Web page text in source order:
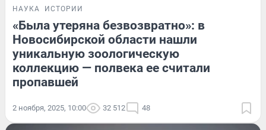
НАУКА ИСТОРИИ
«Была утеряна безвозвратно»: в
Новосибирской области нашли
уникальную зоологическую
коллекцию — полвека ее считали
пропавшей
2 ноября, 2025, 10:00 32 512 48